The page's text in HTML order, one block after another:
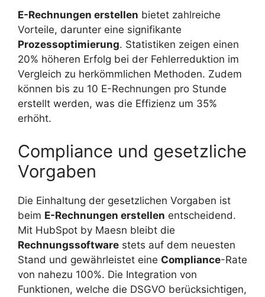
E-Rechnungen erstellen bietet zahlreiche
Vorteile, darunter eine signifikante
Prozessoptimierung. Statistiken zeigen einen
20% höheren Erfolg bei der Fehlerreduktion im
Vergleich zu herkömmlichen Methoden. Zudem
können bis zu 10 E-Rechnungen pro Stunde
erstellt werden, was die Effizienz um 35%
erhöht.
Compliance und gesetzliche
Vorgaben
Die Einhaltung der gesetzlichen Vorgaben ist
beim E-Rechnungen erstellen entscheidend.
Mit HubSpot by Maesn bleibt die
Rechnungssoftware stets auf dem neuesten
Stand und gewährleistet eine Compliance-Rate
von nahezu 100%. Die Integration von
Funktionen, welche die DSGVO berücksichtigen,